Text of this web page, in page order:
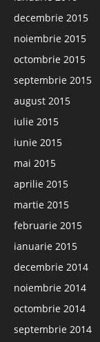
decembrie 2015
noiembrie 2015
octombrie 2015
septembrie 2015
august 2015
iulie 2015
iunie 2015
mai 2015
aprilie 2015
martie 2015
februarie 2015
ianuarie 2015
decembrie 2014
noiembrie 2014
octombrie 2014
septembrie 2014